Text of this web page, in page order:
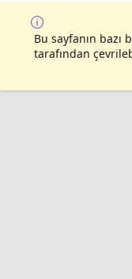
Bu sayfanın bazı
tarafından